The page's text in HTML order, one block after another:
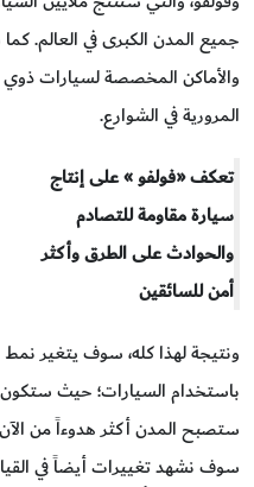
جميع المدن الكبرى في العالم.
والأماكن المخصصة لسيارات ذوي
المرورية في الشوارع.
تعكف «فولفو » على إنتاج
سيارة مقاومة للتصادم
والحوادث على الطرق وأكثر
أمن للسائقين
ونتيجة لهذا كله، سوف يتغير نمط
باستخدام السيارات؛ حيث ستكون
سوف نشهد تغييرات أيضاً في